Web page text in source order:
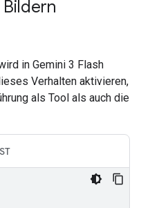
in Gemini 3 Flash
Verhalten aktivieren,
als Tool als auch die